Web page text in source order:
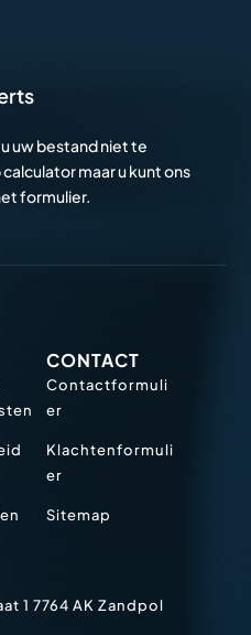
uw bestand niet te
maar u kunt ons
formulier.
CONTACT
Contactformuli
er
Klachtenformuli
er
Sitemap
1 7764 AK Zandpol